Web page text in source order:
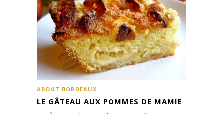
ABOUT BORDEAUX
LE GÂTEAU AUX POMMES DE MAMIE